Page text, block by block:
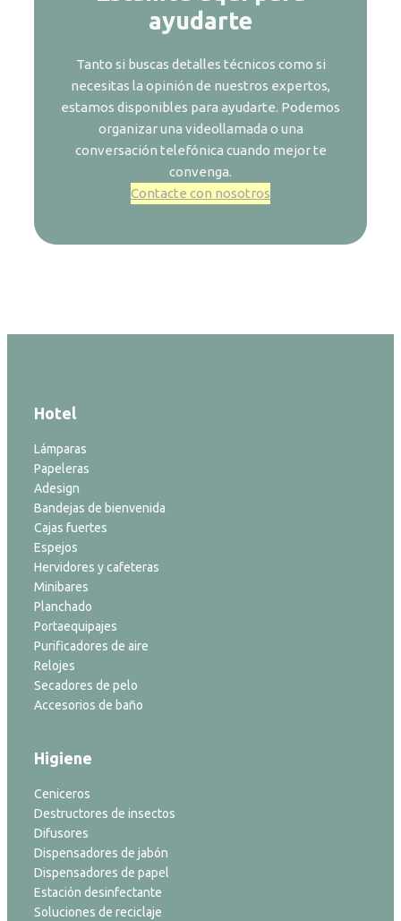
ayudarte
Tanto si buscas detalles técnicos como si
necesitas la opinión de nuestros expertos,
estamos disponibles para ayudarte. Podemos
organizar una videollamada o una
conversación telefónica cuando mejor te
convenga.
Contacte con nosotros
Hotel
Lámparas
Papeleras
Adesign
Bandejas de bienvenida
Cajas fuertes
Espejos
Hervidores y cafeteras
Minibares
Planchado
Portaequipajes
Purificadores de aire
Relojes
Secadores de pelo
Accesorios de baño
Higiene
Ceniceros
Destructores de insectos
Difusores
Dispensadores de jabón
Dispensadores de papel
Estación desinfectante
Soluciones de reciclaje